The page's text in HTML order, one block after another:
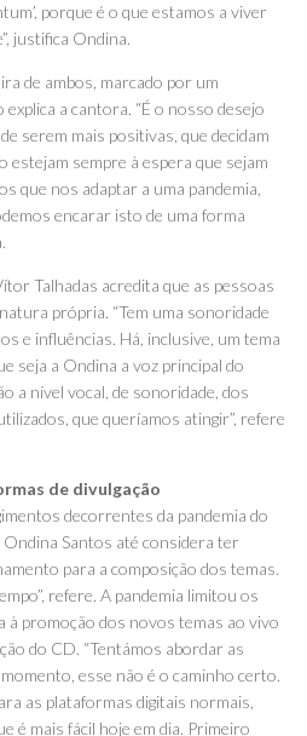
porque é o que estamos a viver
justifica Ondina.
de ambos, marcado por um
a cantora. “É o nosso desejo
serem mais positivas, que decidam
estejam sempre à espera que sejam
que nos adaptar a uma pandemia,
encarar isto de uma forma
Talhadas acredita que as pessoas
própria. “Tem uma sonoridade
e influências. Há, inclusive, um tema
seja a Ondina a voz principal do
a nível vocal, de sonoridade, dos
que queríamos atingir”, refere
de divulgação
decorrentes da pandemia do
Santos até considera ter
para a composição dos temas.
refere. A pandemia limitou os
promoção dos novos temas ao vivo
do CD. “Tentámos abordar as
esse não é o caminho certo.
as plataformas digitais normais,
é mais fácil hoje em dia. Primeiro